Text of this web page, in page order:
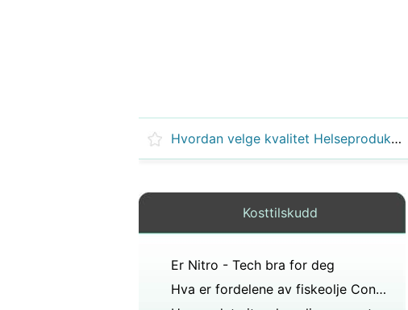
Hvordan velge kvalitet Helseprodukter
Kosttilskudd
Er Nitro - Tech bra for deg
Hva er fordelene av fiskeolje Concentrate